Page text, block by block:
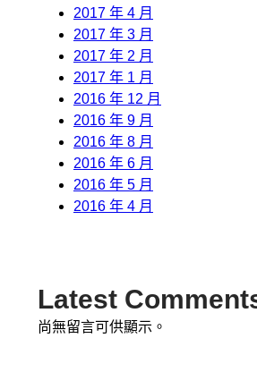
2017 年 4 月
2017 年 3 月
2017 年 2 月
2017 年 1 月
2016 年 12 月
2016 年 9 月
2016 年 8 月
2016 年 6 月
2016 年 5 月
2016 年 4 月
Latest
尚無留言可供顯示。